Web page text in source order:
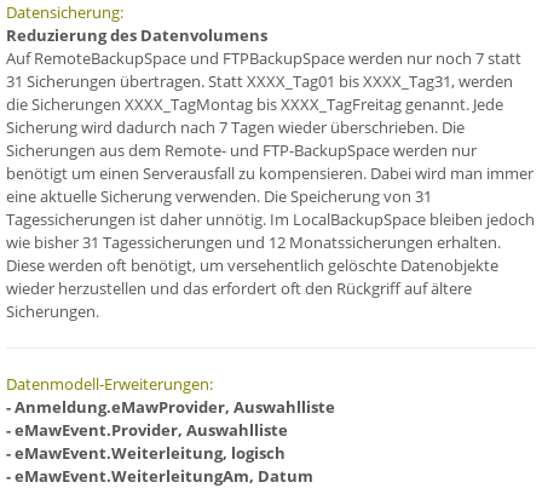
Datensicherung:
Reduzierung des Datenvolumens
Auf RemoteBackupSpace und FTPBackupSpace werden nur noch 7 statt
31 Sicherungen übertragen. Statt XXXX_Tag01 bis XXXX_Tag31, werden
die Sicherungen XXXX_TagMontag bis XXXX_TagFreitag genannt. Jede
Sicherung wird dadurch nach 7 Tagen wieder überschrieben. Die
Sicherungen aus dem Remote- und FTP-BackupSpace werden nur
benötigt um einen Serverausfall zu kompensieren. Dabei wird man immer
eine aktuelle Sicherung verwenden. Die Speicherung von 31
Tagessicherungen ist daher unnötig. Im LocalBackupSpace bleiben jedoch
wie bisher 31 Tagessicherungen und 12 Monatssicherungen erhalten.
Diese werden oft benötigt, um versehentlich gelöschte Datenobjekte
wieder herzustellen und das erfordert oft den Rückgriff auf ältere
Sicherungen.
Datenmodell-Erweiterungen:
- Anmeldung.eMawProvider, Auswahlliste
- eMawEvent.Provider, Auswahlliste
- eMawEvent.Weiterleitung, logisch
- eMawEvent.WeiterleitungAm, Datum